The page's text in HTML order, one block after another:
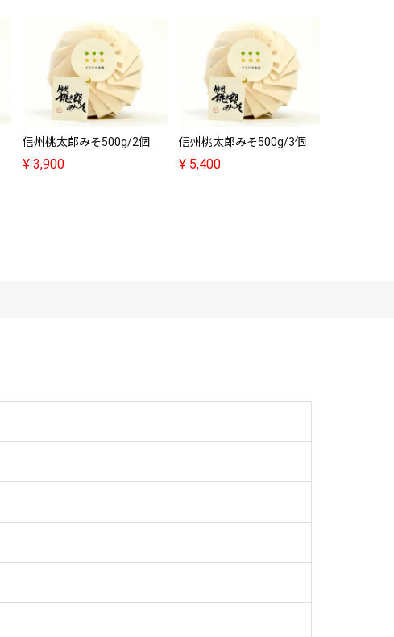
信州桃太郎みそ500g/2個
¥ 3,900
信州桃太郎みそ500g/3個
¥ 5,400